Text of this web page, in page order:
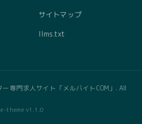
サイトマップ
llms.txt
専門求人サイト「メルバイトCOM」. All
theme v1.1.0